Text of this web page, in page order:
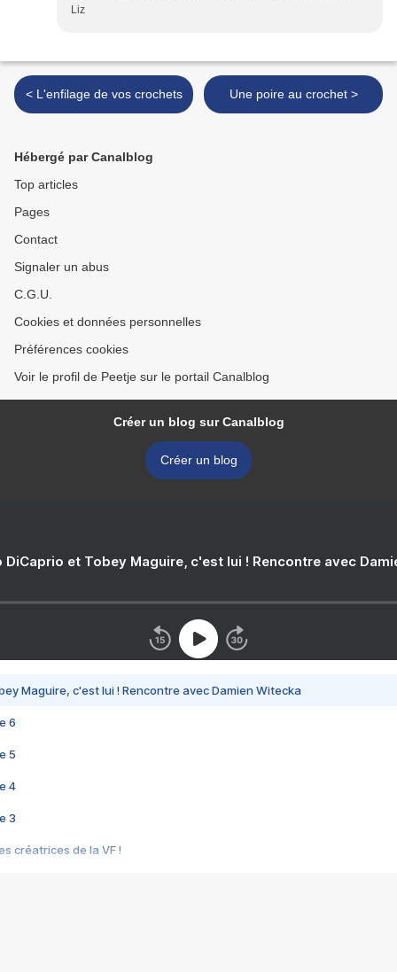
Liz
< L'enfilage de vos crochets Une poire au crochet >
Hébergé par Canalblog
Top articles
Pages
Contact
Signaler un abus
C.G.U.
Cookies et données personnelles
Préférences cookies
Voir le profil de Peetje sur le portail Canalblog
Créer un blog sur Canalblog
Créer un blog
DiCaprio et Tobey Maguire, c'est lui ! Rencontre avec
Maguire, c'est lui ! Rencontre avec Damien Witecka
6
5
4
3
créatrices de la VF !